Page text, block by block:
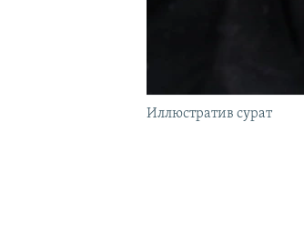
Иллюстратив сурат